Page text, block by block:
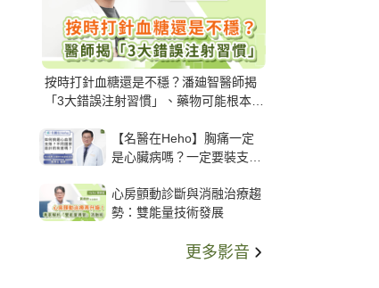
按時打針血糖還是不穩？潘廸智醫師揭
「3大錯誤注射習慣」、藥物可能根本沒
【名醫在Heho】胸痛一定
是心臟病嗎？一定要裝支
解析支架種類、風險與選擇
關鍵
心房顫動診斷與消融治療趨
勢：雙能量技術發展
更多影音